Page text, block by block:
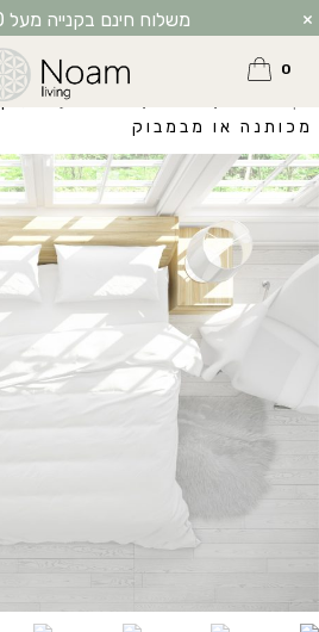
× משלוח חינם בקנייה מעל 500 שקלים
0
/ סט מצעים לבן
מכותנה או מבמבוק